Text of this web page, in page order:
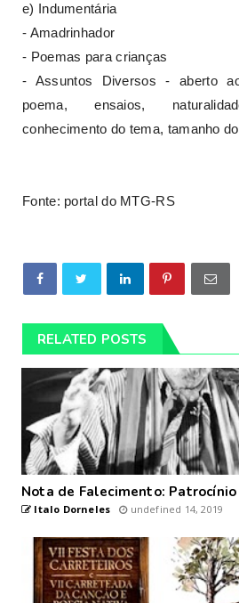
e) Indumentária
- Amadrinhador
- Poemas para crianças
- Assuntos Diversos - aberto
poema, ensaios,
conhecimento do tema, tamanho
Fonte: portal do MTG-RS
RELATED POSTS
Nota de Falecimento:
Italo Dorneles undefined 14, 2019